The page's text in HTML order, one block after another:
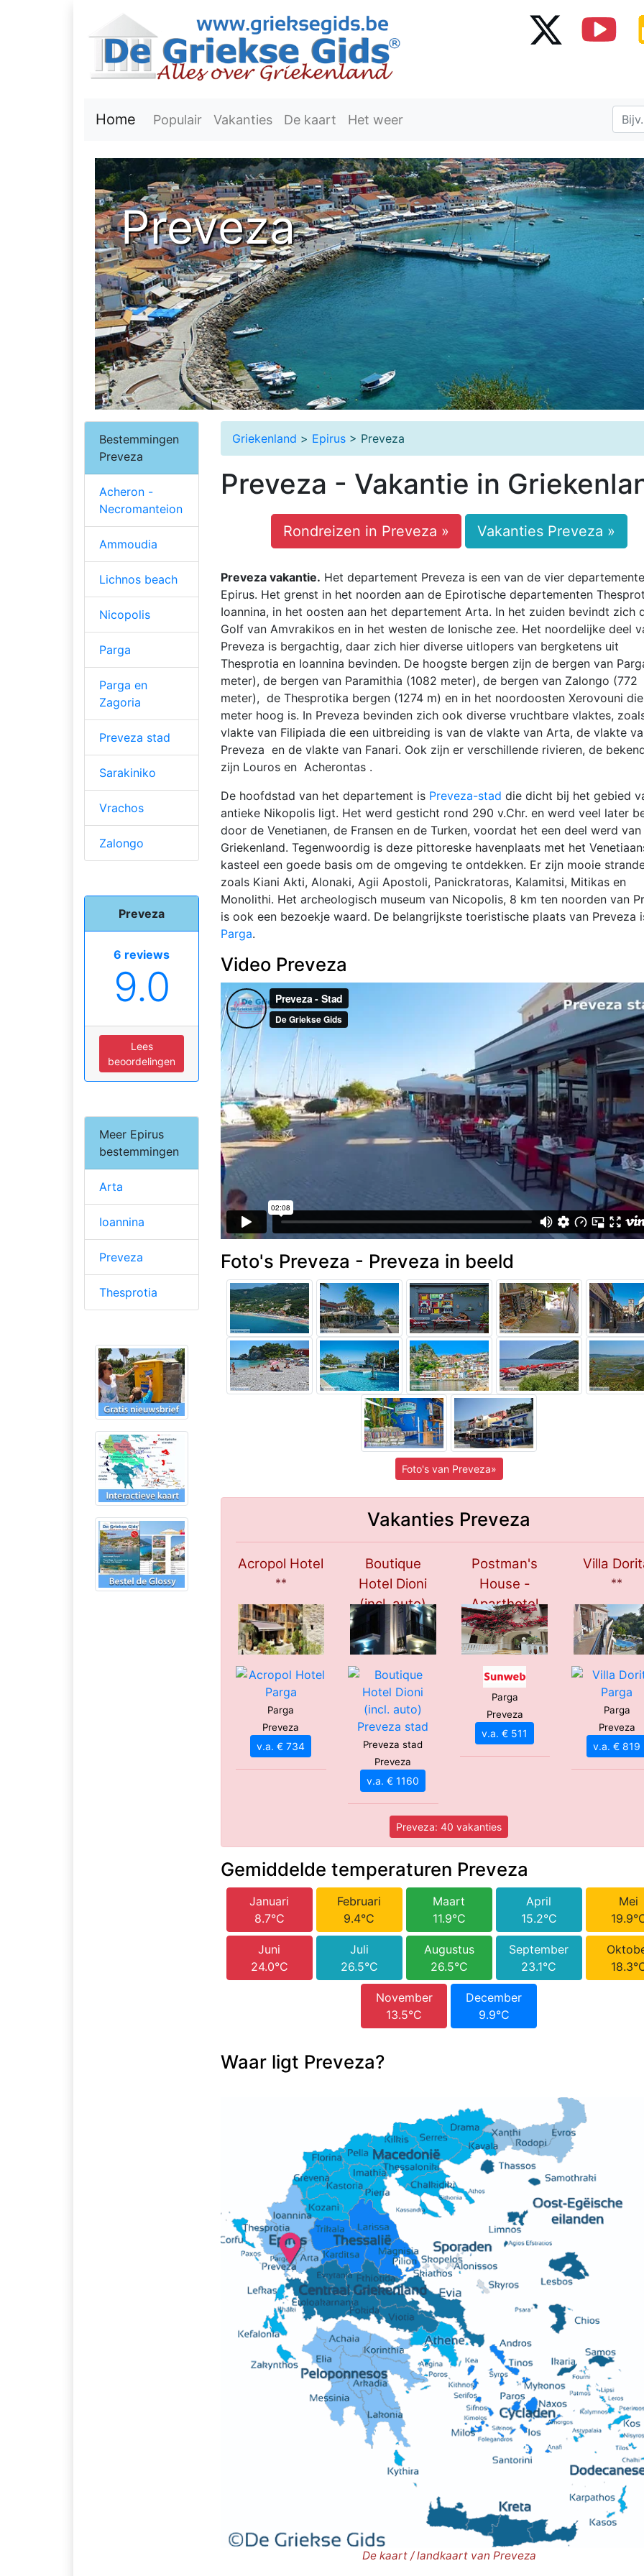
Home Populair Vakanties De kaart Het weer
Preveza
Griekenland > Epirus > Preveza
Preveza - Vakantie in
Rondreizen in Preveza » Vakanties Preveza »
Preveza vakantie. Het departement Preveza is een van de vier
Epirus. Het grenst in het noorden aan de Epirotische departementen
Ioannina, in het oosten aan het departement Arta. In het zuiden bevindt zich
Golf van Amvrakikos en in het westen de Ionische zee. Het noordelijke deel
Preveza is bergachtig, daar zich hier diverse uitlopers van bergketens uit
Thesprotia en Ioannina bevinden. De hoogste bergen zijn de bergen van
meter), de bergen van Paramithia (1082 meter), de bergen van Zalongo (772
meter), de Thesprotika bergen (1274 m) en in het noordoosten Xerovouni
meter hoog is. In Preveza bevinden zich ook diverse vruchtbare vlaktes,
vlakte van Filipiada die een uitbreiding is van de vlakte van Arta, de vlakte
Preveza en de vlakte van Fanari. Ook zijn er verschillende rivieren, de
zijn Louros en Acherontas .
De hoofdstad van het departement is Preveza-stad die dicht bij het gebied
antieke Nikopolis ligt. Het werd gesticht rond 290 v.Chr. en werd veel later
door de Venetianen, de Fransen en de Turken, voordat het een deel werd van
Griekenland. Tegenwoordig is deze pittoreske havenplaats met het
kasteel een goede basis om de omgeving te ontdekken. Er zijn mooie
zoals Kiani Akti, Alonaki, Agii Apostoli, Panickratoras, Kalamitsi, Mitikas en
Monolithi. Het archeologisch museum van Nicopolis, 8 km ten noorden van
is ook een bezoekje waard. De belangrijkste toeristische plaats van Preveza
Parga.
Video Preveza
Foto's Preveza - Preveza in beeld
Foto's van Preveza»
Vakanties Preveza
Acropol Hotel
**
Parga
Preveza
v.a. € 734
Boutique
Hotel Dioni
(incl. auto)
****
Preveza stad
Preveza
v.a. € 1160
Postman's
House -
Aparthotel
Parga
Preveza
v.a. € 511
Villa
**
Parga
Preveza
v.a. € 819
Preveza: 40 vakanties
Gemiddelde temperaturen Preveza
Januari
8.7°C
Februari
9.4°C
Maart
11.9°C
April
15.2°C
Mei
Juni
24.0°C
Juli
26.5°C
Augustus
26.5°C
September
23.1°C
November
13.5°C
December
9.9°C
Waar ligt Preveza?
De kaart / landkaart van Preveza
Bestemmingen
Preveza
Acheron -
Necromanteion
Ammoudia
Lichnos beach
Nicopolis
Parga
Parga en
Zagoria
Preveza stad
Sarakiniko
Vrachos
Zalongo
Preveza
6 reviews
9.0
Lees
beoordelingen
Meer Epirus
bestemmingen
Arta
Ioannina
Preveza
Thesprotia